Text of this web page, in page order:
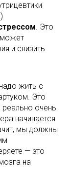
. Это
и снизить
жить с
Это
реально очень
начинается
мы должны
— это
на